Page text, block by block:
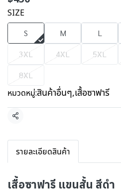
SIZE
S M L
3XL
4XL 5XL
8XL
หมวดหมู่:สินค้าอื่นๆ,เสื้อซาฟารี
แชร์
รายละเอียดสินค้า
เสื้อซาฟารี แขนสั้น สีดำ